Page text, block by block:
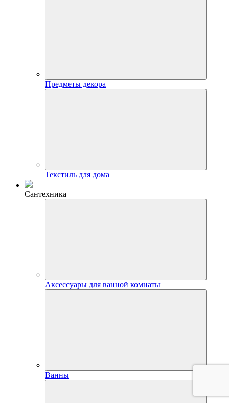
Предметы декора
Текстиль для дома
Сантехника
Аксессуары для ванной комнаты
Ванны